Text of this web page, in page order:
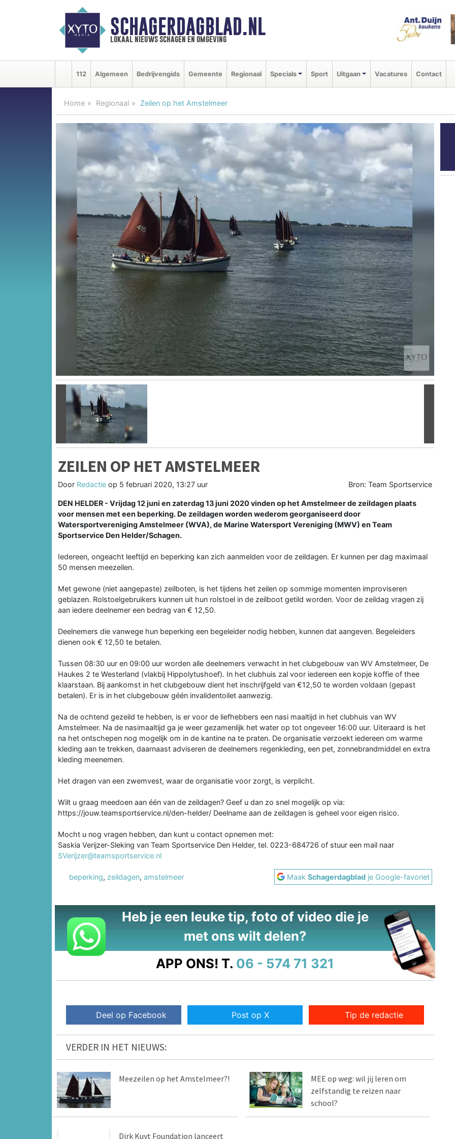
SCHAGERDAGBLAD.NL
lokaal nieuws schagen en omgeving
112 Algemeen Bedrijvengids Gemeente Regionaal Specials Sport Uitgaan Vacatures Contact
Home Regionaal Zeilen op het Amstelmeer
Vorige
ZEILEN OP HET AMSTELMEER
Door Redactie op 5 februari 2020, 13:27 uur Bron: Team Sportservice
DEN HELDER - Vrijdag 12 juni en zaterdag 13 juni 2020 vinden op het Amstelmeer de zeildagen plaats
voor mensen met een beperking. De zeildagen worden wederom georganiseerd door
Watersportvereniging Amstelmeer (WVA), de Marine Watersport Vereniging (MWV) en Team
Sportservice Den Helder/Schagen.
Iedereen, ongeacht leeftijd en beperking kan zich aanmelden voor de zeildagen. Er kunnen per dag maximaal
50 mensen meezeilen.
Met gewone (niet aangepaste) zeilboten, is het tijdens het zeilen op sommige momenten improviseren
geblazen. Rolstoelgebruikers kunnen uit hun rolstoel in de zeilboot getild worden. Voor de zeildag vragen zij
aan iedere deelnemer een bedrag van € 12,50.
Deelnemers die vanwege hun beperking een begeleider nodig hebben, kunnen dat aangeven. Begeleiders
dienen ook € 12,50 te betalen.
Tussen 08:30 uur en 09:00 uur worden alle deelnemers verwacht in het clubgebouw van WV Amstelmeer, De
Haukes 2 te Westerland (vlakbij Hippolytushoef). In het clubhuis zal voor iedereen een kopje koffie of thee
klaarstaan. Bij aankomst in het clubgebouw dient het inschrijfgeld van €12,50 te worden voldaan (gepast
betalen). Er is in het clubgebouw géén invalidentoilet aanwezig.
Na de ochtend gezeild te hebben, is er voor de liefhebbers een nasi maaltijd in het clubhuis van WV
Amstelmeer. Na de nasimaaltijd ga je weer gezamenlijk het water op tot ongeveer 16:00 uur. Uiteraard is het
na het ontschepen nog mogelijk om in de kantine na te praten. De organisatie verzoekt iedereen om warme
kleding aan te trekken, daarnaast adviseren de deelnemers regenkleding, een pet, zonnebrandmiddel en extra
kleding meenemen.
Het dragen van een zwemvest, waar de organisatie voor zorgt, is verplicht.
Wilt u graag meedoen aan één van de zeildagen? Geef u dan zo snel mogelijk op via:
https://jouw.teamsportservice.nl/den-helder/ Deelname aan de zeildagen is geheel voor eigen risico.
Mocht u nog vragen hebben, dan kunt u contact opnemen met:
Saskia Verijzer-Sleking van Team Sportservice Den Helder, tel. 0223-684726 of stuur een mail naar
SVerijzer@teamsportservice.nl
beperking, zeildagen, amstelmeer MaakSchagerdagblad je Google-favoriet
Heb je een leuke tip, foto of video die je
met ons wilt delen?
APP ONS! T. 06 - 574 71 321
Deel op Facebook Post op X Tip de redactie
VERDER IN HET NIEUWS:
Meezeilen op het Amstelmeer?!
MEE op weg: wil jij leren om
zelfstandig te reizen naar
school?
Dirk Kuyt Foundation lanceert